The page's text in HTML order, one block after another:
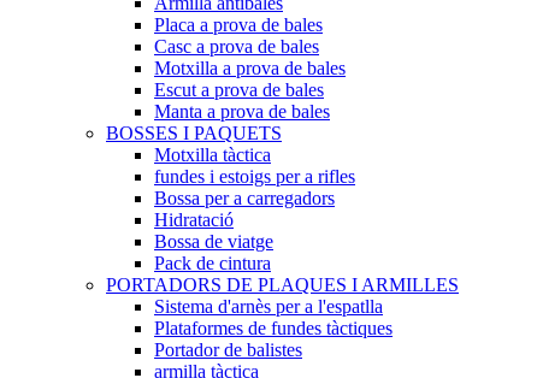
Placa a prova de bales
Casc a prova de bales
Motxilla a prova de bales
Escut a prova de bales
Manta a prova de bales
BOSSES I PAQUETS
Motxilla tàctica
fundes i estoigs per a rifles
Bossa per a carregadors
Hidratació
Bossa de viatge
Pack de cintura
PORTADORS DE PLAQUES I ARMILLES
Sistema d'arnès per a l'espatlla
Plataformes de fundes tàctiques
Portador de balistes
armilla tàctica